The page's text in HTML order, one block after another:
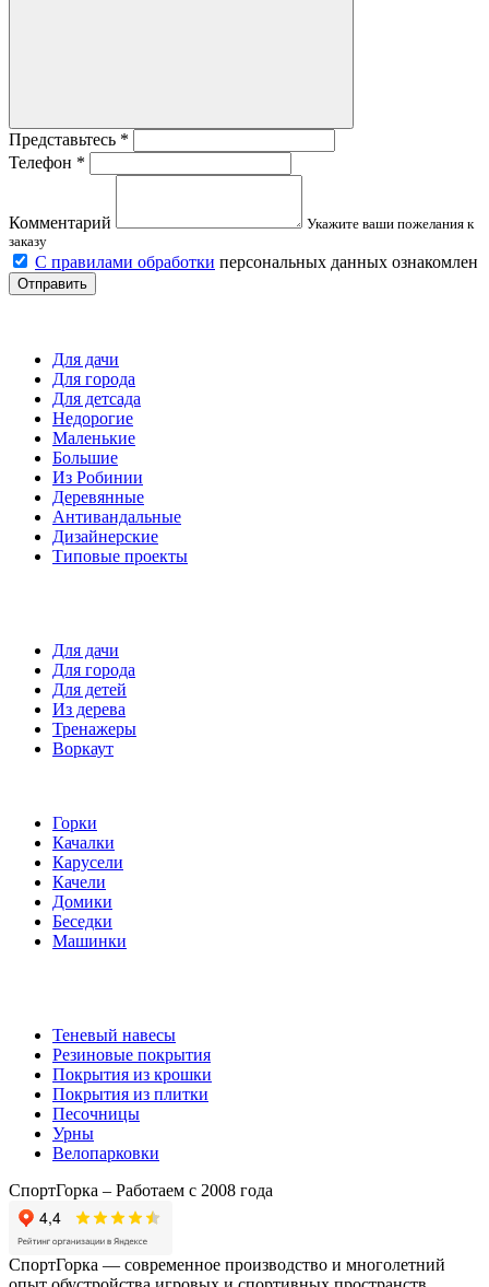
Представьтесь *
Телефон *
Комментарий
Укажите ваши пожелания к
заказу
С правилами обработки персональных данных ознакомлен
Отправить
Для дачи
Для города
Для детсада
Недорогие
Маленькие
Большие
Из Робинии
Деревянные
Антивандальные
Дизайнерские
Типовые проекты
Для дачи
Для города
Для детей
Из дерева
Тренажеры
Воркаут
Горки
Качалки
Карусели
Качели
Домики
Беседки
Машинки
Теневый навесы
Резиновые покрытия
Покрытия из крошки
Покрытия из плитки
Песочницы
Урны
Велопарковки
СпортГорка – Работаем с 2008 года
СпортГорка — современное производство и многолетний